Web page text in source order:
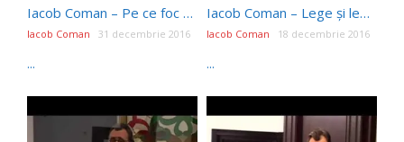
Iacob Coman – Pe ce foc pui lemne? (31.12.2016) [Program de sfărșit de an]
Iacob Coman 31 decembrie 2016
...
Iacob Coman – Lege și lege (17.12.2016)
Iacob Coman 18 decembrie 2016
...